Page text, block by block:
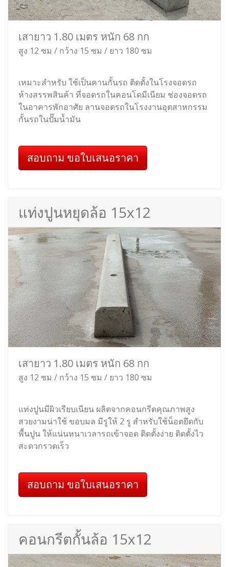
เสายาว 1.80 เมตร หนัก 68 กก
สูง 12 ซม / กว้าง 15 ซม / ยาว 180 ซม
เหมาะสำหรับ ใช้เป็นคานกั้นรถ ติดตั้งในโรงจอดรถ
ห้างสรรพสินค้า ที่จอดรถในคอนโดมีเนียม ช่องจอดรถ
ในอาคารพักอาศัย ลานจอดรถในโรงงานอุตสาหกรรม
กั้นรถในปั๊มน้ำมัน
สอบถาม ขอใบเสนอราคา
แท่งปูนหยุดล้อ 15x12
เสายาว 1.80 เมตร หนัก 68 กก
สูง 12 ซม / กว้าง 15 ซม / ยาว 180 ซม
แท่งปูนมีผิวเรียบเนียน ผลิตจากคอนกรีตคุณภาพสูง
สวยงามน่าใช้ ขอบมล มีรูให้ 2 รู สำหรับใช้น็อตยึดกับ
พื้นปูน ให้แน่นหนาเวลารถเข้าจอด ติดตั้งง่าย ติดตั้งไว
สะดวกรวดเร็ว
สอบถาม ขอใบเสนอราคา
คอนกรีตกั้นล้อ 15x12